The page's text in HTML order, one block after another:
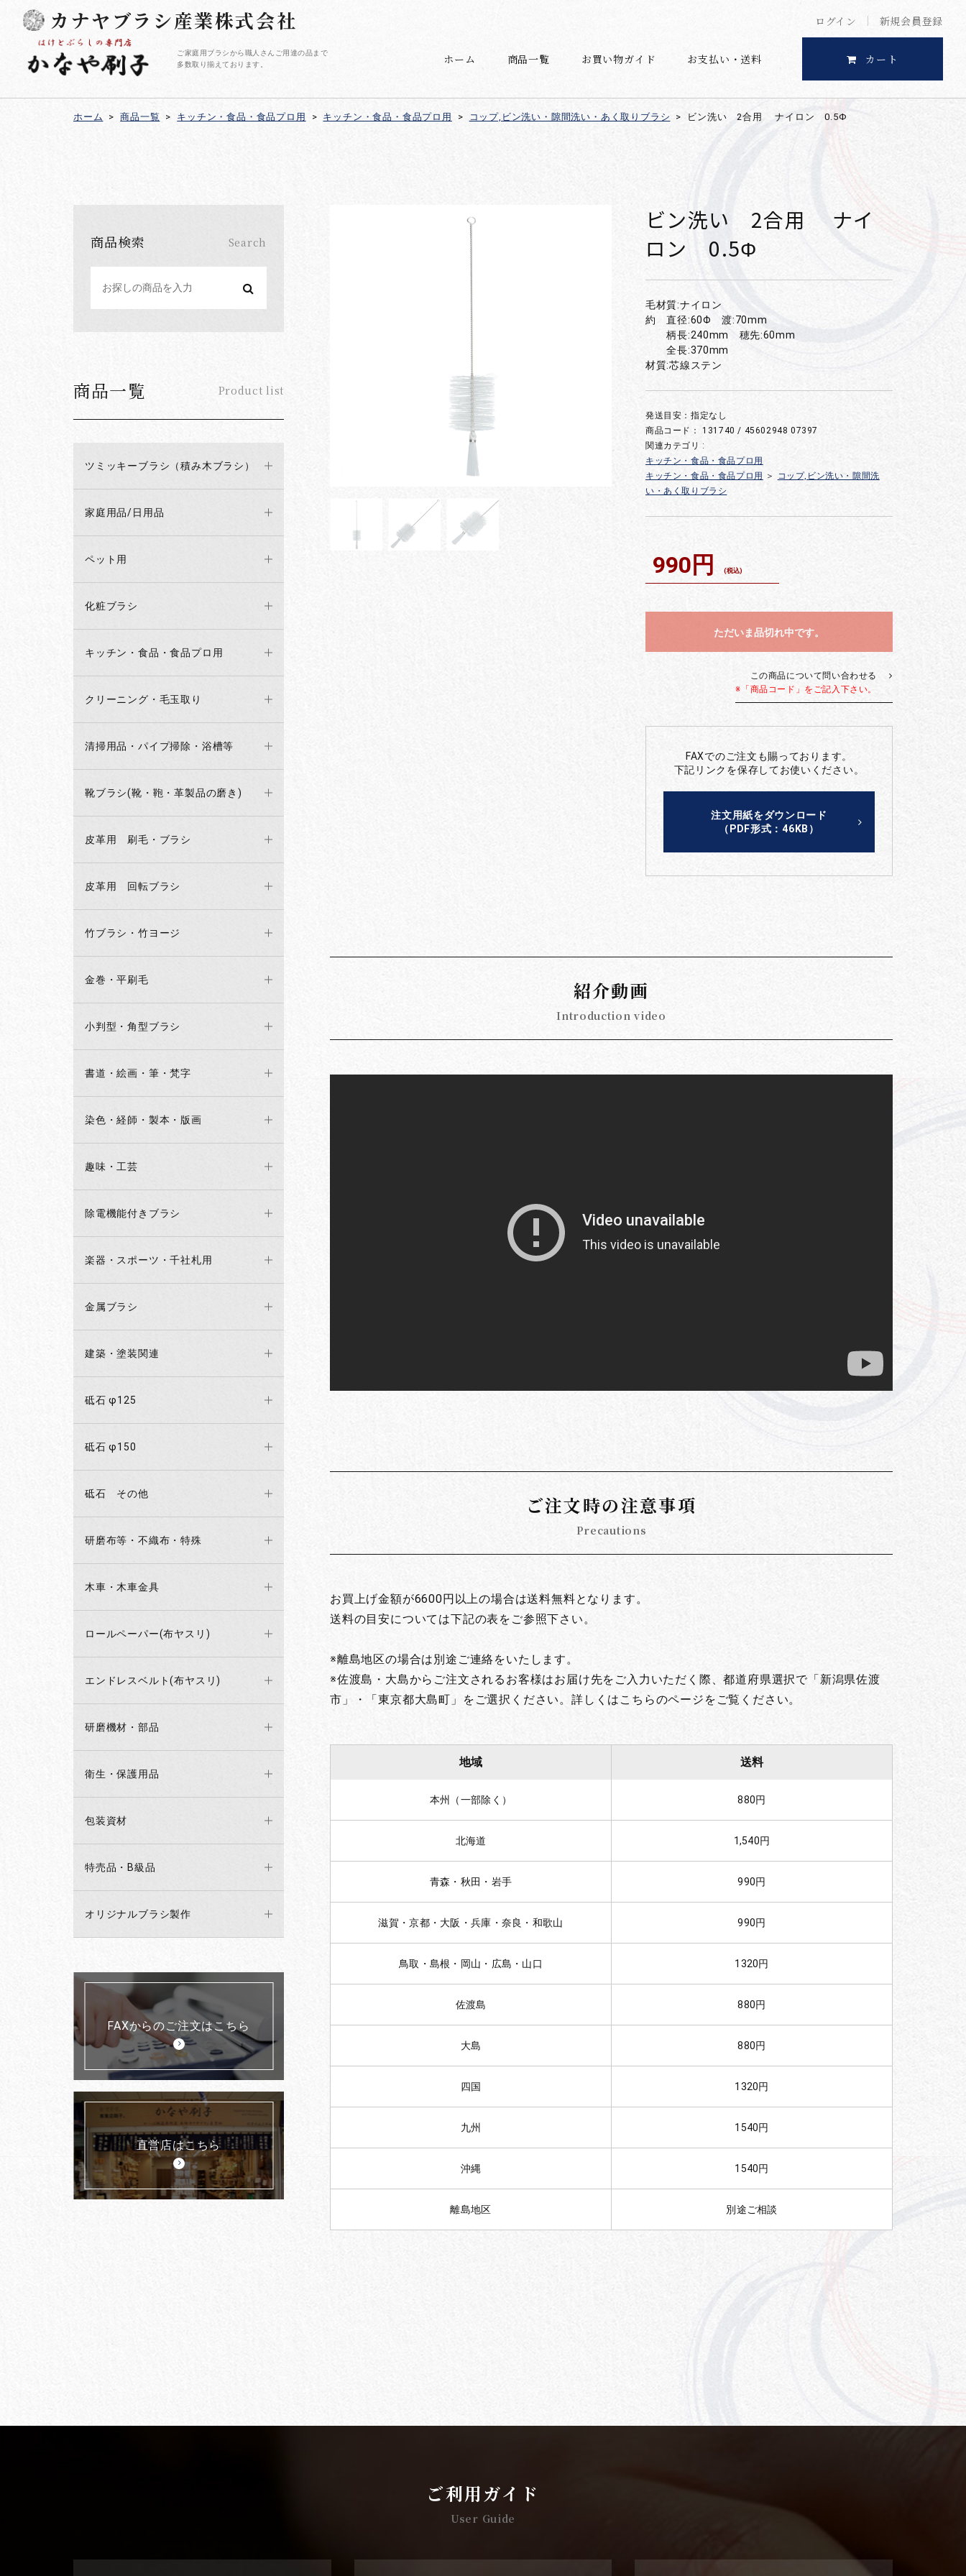
ログイン 新規会員登録
カナヤブラシ産業株式会社
ご家庭用ブラシから職人さんご用達の品まで
多数取り揃えております。
ホーム 商品一覧 お買い物ガイド お支払い・送料 カート
ホーム > 商品一覧 > キッチン・食品・食品プロ用 > キッチン・食品・食品プロ用 > コップ,ビン洗い・隙間洗い・あく取りブラシ > ビン洗い 2合用 ナイロン 0.5Φ
商品検索 Search
商品一覧 Product list
ツミッキーブラシ（積み木ブラシ）
家庭用品/日用品
ペット用
化粧ブラシ
キッチン・食品・食品プロ用
クリーニング・毛玉取り
清掃用品・パイプ掃除・浴槽等
靴ブラシ(靴・鞄・革製品の磨き)
皮革用 刷毛・ブラシ
皮革用 回転ブラシ
竹ブラシ・竹ヨージ
金巻・平刷毛
小判型・角型ブラシ
書道・絵画・筆・梵字
染色・経師・製本・版画
趣味・工芸
除電機能付きブラシ
楽器・スポーツ・千社札用
金属ブラシ
建築・塗装関連
砥石 φ125
砥石 φ150
砥石 その他
研磨布等・不織布・特殊
木車・木車金具
ロールペーパー(布ヤスリ)
エンドレスベルト(布ヤスリ)
研磨機材・部品
衛生・保護用品
包装資材
特売品・B級品
オリジナルブラシ製作
FAXからのご注文はこちら
直営店はこちら
ビン洗い 2合用 ナイ
ロン 0.5Φ
毛材質:ナイロン
約 直径:60Φ 渡:70mm
柄長:240mm 穂先:60mm
全長:370mm
材質:芯線ステン
発送目安：指定なし
商品コード：131740 / 45602948 07397
関連カテゴリ :
キッチン・食品・食品プロ用
キッチン・食品・食品プロ用
＞
コップ,ビン洗い・隙間洗
い・あく取りブラシ
990円 (税込)
ただいま品切れ中です。
お買い物を続ける カートへ進む
この商品について問い合わせる
※「商品コード」をご記入下さい。
FAXでのご注文も賜っております。
下記リンクを保存してお使いください。
注文用紙をダウンロード
（PDF形式：46KB）
紹介動画
Introduction video
ご注文時の注意事項
Precautions
お買上げ金額が6600円以上の場合は送料無料となります。
送料の目安については下記の表をご参照下さい。
※離島地区の場合は別途ご連絡をいたします。
※佐渡島・大島からご注文されるお客様はお届け先をご入力いただく際、都道府県選択で「新潟県佐渡
市」・「東京都大島町」をご選択ください。詳しくはこちらのページをご覧ください。
地域 送料
本州（一部除く） 880円
北海道 1,540円
青森・秋田・岩手 990円
滋賀・京都・大阪・兵庫・奈良・和歌山 990円
鳥取・島根・岡山・広島・山口 1320円
佐渡島 880円
大島 880円
四国 1320円
九州 1540円
沖縄 1540円
離島地区 別途ご相談
ご利用ガイド
User Guide